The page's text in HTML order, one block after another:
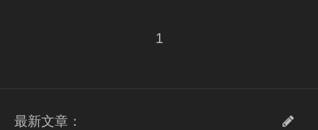
1
最新文章：